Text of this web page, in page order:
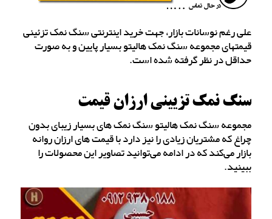
علی رغم نوسانات بازار، جهت خرید اینترنتی سنگ نمک تزئینی
قیمتهای مجموعه سنگ نمک هالیتو بسیار پایین و به صورت
حداقل در نظر گرفته شده است.
سنگ نمک تزیینی ارزان قیمت
مجموعه سنگ نمک هالیتو سنگ نمک های بسیار زیبای بدون
چراغ که مشتریان زیادی را نیز دارد با قیمت های ارزان روانه
بازار می‌کند که در ادامه می‌توانید تصاویر این محصولات را
ببینید.